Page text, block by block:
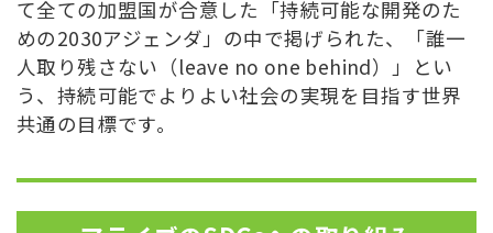
て全ての加盟国が合意した「持続可能な開発のた
めの2030アジェンダ」の中で掲げられた、「誰一
人取り残さない（leave no one behind）」とい
う、持続可能でよりよい社会の実現を目指す世界
共通の目標です。